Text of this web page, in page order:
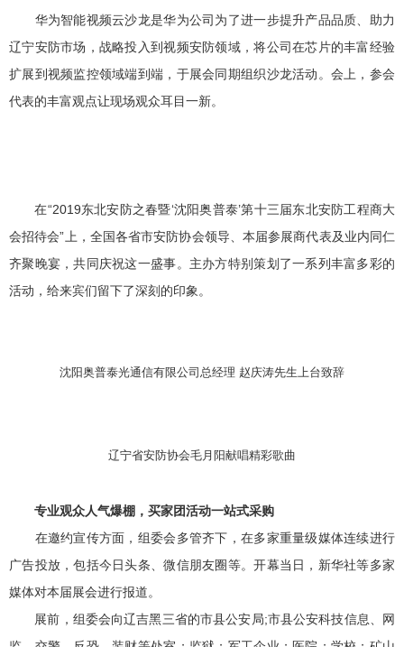
华为智能视频云沙龙是华为公司为了进一步提升产品品质、助力
辽宁安防市场，战略投入到视频安防领域，将公司在芯片的丰富经验
扩展到视频监控领域端到端，于展会同期组织沙龙活动。会上，参会
代表的丰富观点让现场观众耳目一新。
在“2019东北安防之春暨‘沈阳奥普泰’第十三届东北安防工程商大
会招待会”上，全国各省市安防协会领导、本届参展商代表及业内同仁
齐聚晚宴，共同庆祝这一盛事。主办方特别策划了一系列丰富多彩的
活动，给来宾们留下了深刻的印象。
沈阳奥普泰光通信有限公司总经理 赵庆涛先生上台致辞
辽宁省安防协会毛月阳献唱精彩歌曲
专业观众人气爆棚，买家团活动一站式采购
在邀约宣传方面，组委会多管齐下，在多家重量级媒体连续进行
广告投放，包括今日头条、微信朋友圈等。开幕当日，新华社等多家
媒体对本届展会进行报道。
展前，组委会向辽吉黑三省的市县公安局;市县公安科技信息、网